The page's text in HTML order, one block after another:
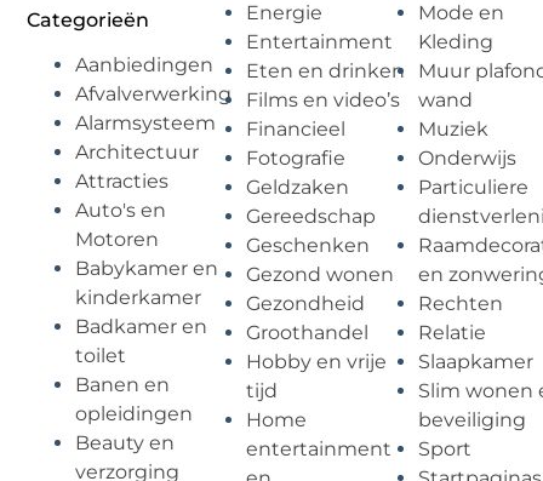
Categorieën
Aanbiedingen
Afvalverwerking
Alarmsysteem
Architectuur
Attracties
Auto's en
Motoren
Babykamer en
kinderkamer
Badkamer en
toilet
Banen en
opleidingen
Beauty en
verzorging
Energie
Entertainment
Eten en drinken
Films en video’s
Financieel
Fotografie
Geldzaken
Gereedschap
Geschenken
Gezond wonen
Gezondheid
Groothandel
Hobby en vrije
tijd
Home
entertainment
Mode en
Kleding
Muur
wand
Muziek
Onderwijs
Particuliere
en
Rechten
Relatie
Slaapkamer
Slim wonen
beveiliging
Sport